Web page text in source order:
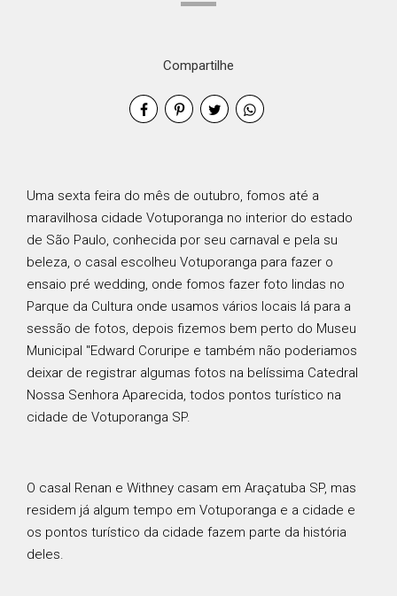
Compartilhe
Uma sexta feira do mês de outubro, fomos até a
maravilhosa cidade Votuporanga no interior do estado
de São Paulo, conhecida por seu carnaval e pela su
beleza, o casal escolheu Votuporanga para fazer o
ensaio pré wedding, onde fomos fazer foto lindas no
Parque da Cultura onde usamos vários locais lá para a
sessão de fotos, depois fizemos bem perto do Museu
Municipal "Edward Coruripe e também não poderiamos
deixar de registrar algumas fotos na belíssima Catedral
Nossa Senhora Aparecida, todos pontos turístico na
cidade de Votuporanga SP.
O casal Renan e Withney casam em Araçatuba SP, mas
residem já algum tempo em Votuporanga e a cidade e
os pontos turístico da cidade fazem parte da história
deles.